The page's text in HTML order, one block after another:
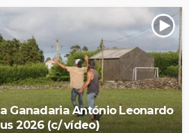
Ganadaria António Leonardo
2026 (c/ vídeo)